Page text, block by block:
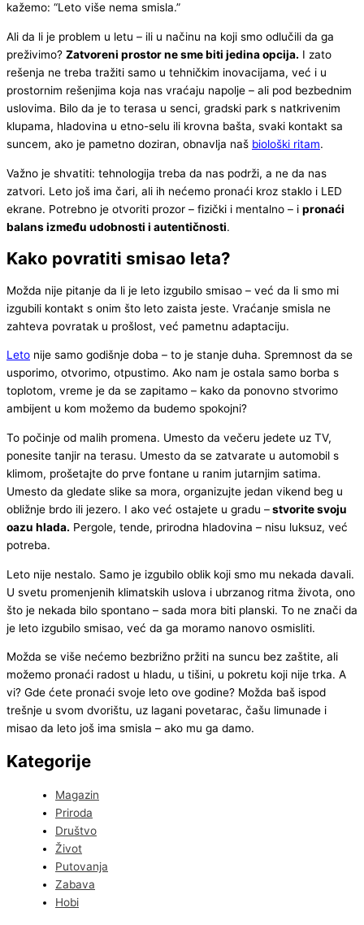
kažemo: “Leto više nema smisla.”
Ali da li je problem u letu – ili u načinu na koji smo odlučili da ga
preživimo? Zatvoreni prostor ne sme biti jedina opcija. I zato
rešenja ne treba tražiti samo u tehničkim inovacijama, već i u
prostornim rešenjima koja nas vraćaju napolje – ali pod bezbednim
uslovima. Bilo da je to terasa u senci, gradski park s natkrivenim
klupama, hladovina u etno-selu ili krovna bašta, svaki kontakt sa
suncem, ako je pametno doziran, obnavlja naš biološki ritam.
Važno je shvatiti: tehnologija treba da nas podrži, a ne da nas
zatvori. Leto još ima čari, ali ih nećemo pronaći kroz staklo i LED
ekrane. Potrebno je otvoriti prozor – fizički i mentalno – i pronaći
balans između udobnosti i autentičnosti.
Kako povratiti smisao leta?
Možda nije pitanje da li je leto izgubilo smisao – već da li smo mi
izgubili kontakt s onim što leto zaista jeste. Vraćanje smisla ne
zahteva povratak u prošlost, već pametnu adaptaciju.
Leto nije samo godišnje doba – to je stanje duha. Spremnost da se
usporimo, otvorimo, otpustimo. Ako nam je ostala samo borba s
toplotom, vreme je da se zapitamo – kako da ponovno stvorimo
ambijent u kom možemo da budemo spokojni?
To počinje od malih promena. Umesto da večeru jedete uz TV,
ponesite tanjir na terasu. Umesto da se zatvarate u automobil s
klimom, prošetajte do prve fontane u ranim jutarnjim satima.
Umesto da gledate slike sa mora, organizujte jedan vikend beg u
obližnje brdo ili jezero. I ako već ostajete u gradu –stvorite svoju
oazu hlada. Pergole, tende, prirodna hladovina – nisu luksuz, već
potreba.
Leto nije nestalo. Samo je izgubilo oblik koji smo mu nekada davali.
U svetu promenjenih klimatskih uslova i ubrzanog ritma života, ono
što je nekada bilo spontano – sada mora biti planski. To ne znači da
je leto izgubilo smisao, već da ga moramo nanovo osmisliti.
Možda se više nećemo bezbrižno pržiti na suncu bez zaštite, ali
možemo pronaći radost u hladu, u tišini, u pokretu koji nije trka. A
vi? Gde ćete pronaći svoje leto ove godine? Možda baš ispod
trešnje u svom dvorištu, uz lagani povetarac, čašu limunade i
misao da leto još ima smisla – ako mu ga damo.
Kategorije
Magazin
Priroda
Društvo
Život
Putovanja
Zabava
Hobi